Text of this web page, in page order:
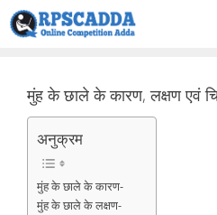
Skip
to
मुंह के छाले के कारण, लक्षण एवं
अनुक्रम
मुंह के छाले के कारण-
मुंह के छाले के लक्षण-